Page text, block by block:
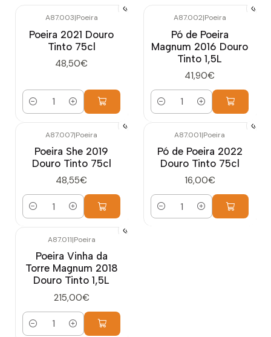
A87.003|Poeira
Poeira 2021 Douro
Tinto 75cl
48,50€
Quantidade
A87.002|Poeira
Pó de Poeira
Magnum 2016 Douro
Tinto 1,5L
41,90€
Quantidade
A87.007|Poeira
Poeira She 2019
Douro Tinto 75cl
48,55€
Quantidade
A87.001|Poeira
Pó de Poeira 2022
Douro Tinto 75cl
16,00€
Quantidade
A87.011|Poeira
Poeira Vinha da
Torre Magnum 2018
Douro Tinto 1,5L
215,00€
Quantidade